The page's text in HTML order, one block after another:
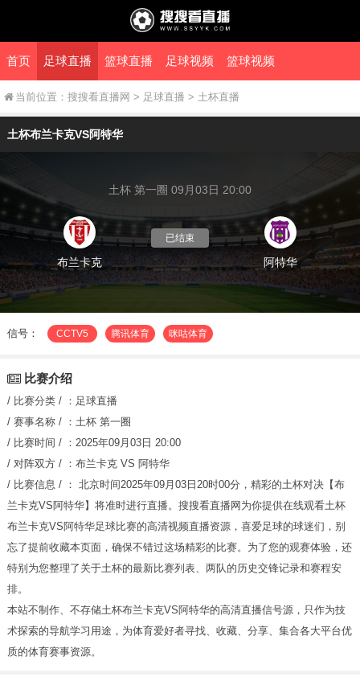
首页 足球直播 篮球直播 足球视频 篮球视频
当前位置： 搜搜看直播网 > 足球直播 > 土杯直播
土杯布兰卡克VS阿特华
土杯 第一圈 09月03日 20:00
布兰卡克
已结束
阿特华
信号： CCTV5 腾讯体育 咪咕体育
比赛介绍
/ 比赛分类 / ： 足球直播
/ 赛事名称 / ： 土杯第一圈
/ 比赛时间 / ： 2025年09月03日 20:00
/ 对阵双方 / ： 布兰卡克VS 阿特华
/ 比赛信息 / ： 北京时间2025年09月03日20时00分，精彩的土杯对决【布
兰卡克VS阿特华】将准时进行直播。搜搜看直播网为你提供在线观看土杯
布兰卡克VS阿特华足球比赛的高清视频直播资源，喜爱足球的球迷们，别
忘了提前收藏本页面，确保不错过这场精彩的比赛。为了您的观赛体验，还
特别为您整理了关于土杯的最新比赛列表、两队的历史交锋记录和赛程安
排。
本站不制作、不存储土杯布兰卡克VS阿特华的高清直播信号源，只作为技
术探索的导航学习用途，为体育爱好者寻找、收藏、分享、集合各大平台优
质的体育赛事资源。